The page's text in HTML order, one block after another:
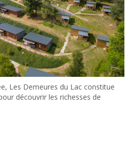
Les Demeures du Lac constitue
découvrir les richesses de